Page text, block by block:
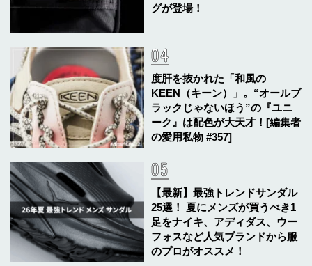
グが登場！
度肝を抜かれた「和風の
KEEN（キーン）」。“オールブ
ラックじゃないほう”の『ユニ
ーク』は配色が大天才！[編集者
の愛用私物 #357]
【最新】最強トレンドサンダル
25選！ 夏にメンズが買うべき1
足をナイキ、アディダス、ウー
フォスなど人気ブランドから服
のプロがオススメ！